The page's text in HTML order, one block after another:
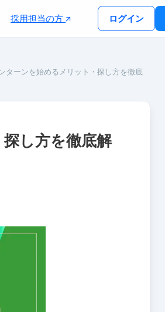
採用担当の方 ログイン
ターンを始めるメリット・探し方を徹底
し方を徹底解